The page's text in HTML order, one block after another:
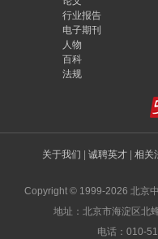
行业报告
电子期刊
人物
百科
法规
关于我们 诚聘英才 相关
Copyright © 1999-2026 北京
地址：北京市海淀区北
电话：010-